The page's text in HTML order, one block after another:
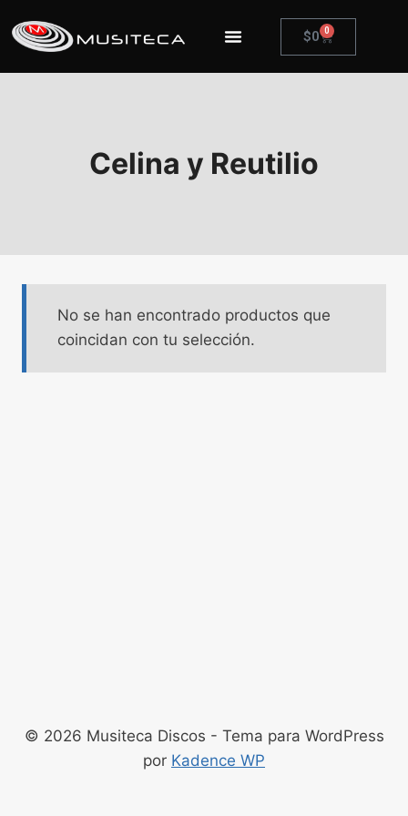
$0 0
Celina y Reutilio
No se han encontrado productos que
coincidan con tu selección.
© 2026 Musiteca Discos - Tema para WordPress
por Kadence WP